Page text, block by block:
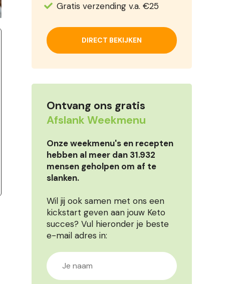
Gratis verzending v.a. €25
DIRECT BEKIJKEN
Ontvang ons gratis
Afslank Weekmenu
Onze weekmenu's en recepten
hebben al meer dan 31.932
mensen geholpen om af te
slanken.
Wil jij ook samen met ons een
kickstart geven aan jouw Keto
succes? Vul hieronder je beste
e-mail adres in: